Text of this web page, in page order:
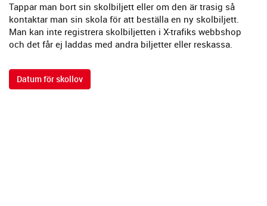
Tappar man bort sin skolbiljett eller om den är trasig så
kontaktar man sin skola för att beställa en ny skolbiljett.
Man kan inte registrera skolbiljetten i X-trafiks webbshop
och det får ej laddas med andra biljetter eller reskassa.
Datum för skollov